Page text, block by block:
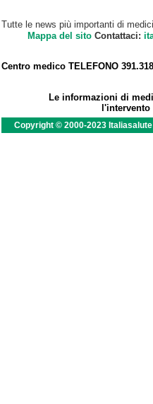
Tutte le news più importanti di
Mappa del sitoContattaci:
Centro medico TELEFONO
Le informazioni di
l'intervento
Copyright © 2000-2023